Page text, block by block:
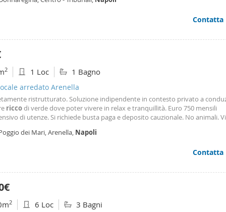
un soggiorno piacevole e
Contatta
2 1 Loc 1 Bagno
arredato Arenella
ristrutturato. Soluzione indipendente in contesto privato a
riccodi verde dove poter vivere in relax e tranquillità. Euro 750 mensili
di utenze. Si richiede busta paga e deposito cauzionale. No animali.
Vomero - Via Francesco Cilea 236, Napoli.
dei Mari, Arenella, Napoli
Contatta
2 6 Loc 3 Bagni